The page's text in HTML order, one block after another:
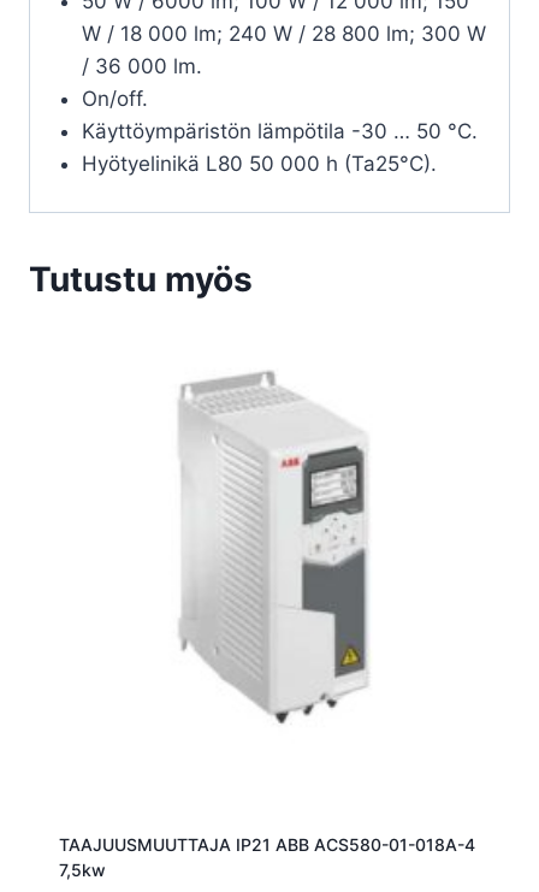
W / 18 000 lm; 240 W / 28 800 lm; 300 W
/ 36 000 lm.
On/off.
Käyttöympäristön lämpötila -30 … 50 °C.
Hyötyelinikä L80 50 000 h (Ta25°C).
Tutustu myös
TAAJUUSMUUTTAJA IP21 ABB ACS580-01-018A-4
7,5kw